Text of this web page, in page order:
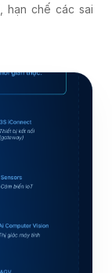
hạn chế các sai